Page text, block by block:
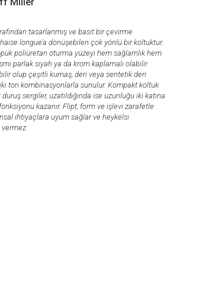
tasarlanmış ve basit bir çevirme
longue’a dönüşebilen çok yönlü bir koltuktur.
poliüretan oturma yüzeyi hem sağlamlık hem
parlak siyah ya da krom kaplamalı olabilir.
olup çeşitli kumaş, deri veya sentetik deri
ton kombinasyonlarla sunulur. Kompakt koltuk
sergiler, uzatıldığında ise uzunluğu iki katına
kazanır. Flipt, form ve işlevi zarafetle
ihtiyaçlara uyum sağlar ve heykelsi